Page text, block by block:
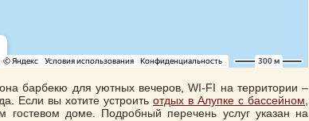
барбекю для уютных вечеров, WI-FI на территории –
Если вы хотите устроить отдых в Алупке с бассейном
гостевом доме. Подробный перечень услуг указан на